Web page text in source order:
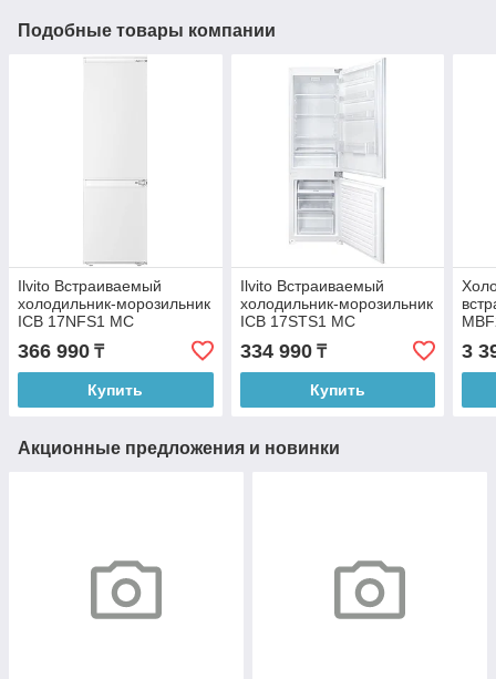
Подобные товары компании
Ilvito Встраиваемый
холодильник-морозильник
ICB 17NFS1 MC
366 990 ₸
Купить
Ilvito Встраиваемый
холодильник-морозильник
ICB 17STS1 MC
334 990₸
Купить
3
Акционные предложения и новинки